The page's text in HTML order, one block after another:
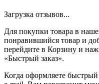
Загрузка отзывов...
Для покупки товара в
понравившийся товар и
перейдите в Корзину и
«Быстрый заказ».
Когда оформляете